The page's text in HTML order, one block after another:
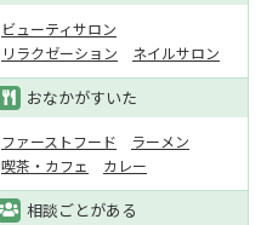
ビューティサロン
リラクゼーション
ネイルサロン
おなかがすいた
ファーストフード
ラーメン
喫茶・カフェ
カレー
相談ごとがある